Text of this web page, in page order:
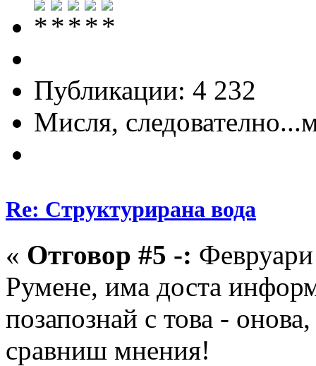
Публикации: 4 232
Мисля,
Re: Структурирана вода
« Отговор #5 -:
Румене, има доста
позапознай с това -
сравниш мнения!